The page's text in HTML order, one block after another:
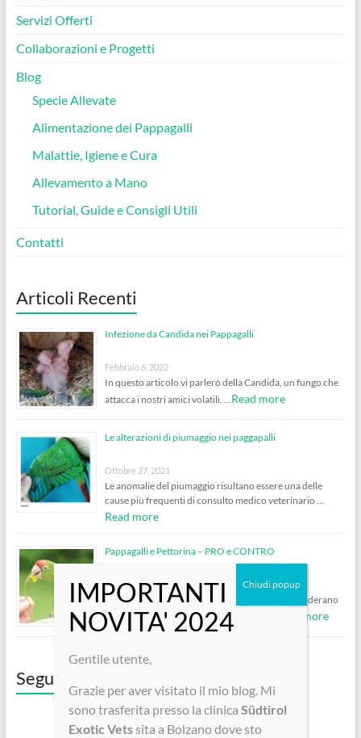
Servizi Offerti
Collaborazioni e Progetti
Blog
Specie Allevate
Alimentazione dei Pappagalli
Malattie, Igiene e Cura
Allevamento a Mano
Tutorial, Guide e Consigli Utili
Contatti
Articoli Recenti
Infezione da Candida nei Pappagalli
Febbraio 6, 2022
In questo articolo vi parlerò della Candida, un fungo che
attacca i nostri amici volatili. … Read more
Le alterazioni di piumaggio nei paggapalli
Ottobre 27, 2021
Le anomalie del piumaggio risultano essere una delle
cause più frequenti di consulto medico veterinario …
Read more
Pappagalli e Pettorina – PRO e CONTRO
Ottobre 5, 2020
Molto spesso vengo contattata da clienti che desiderano
consigli per mettere la pettorina al loro …
Read more
Seguici su Facebook!
Gentile utente,
Grazie per aver visitato il mio blog. Mi
sono trasferita presso la clinicaSüdtirol
Exotic Vets sita a Bolzano dove sto